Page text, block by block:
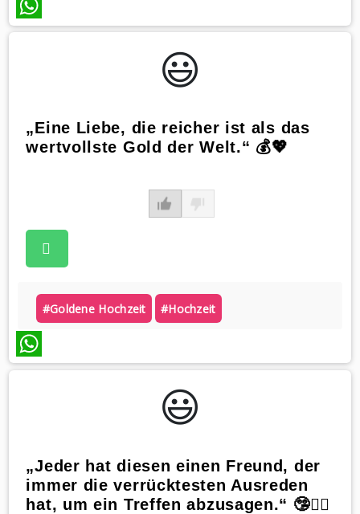
WhatsApp
😃️
„Eine Liebe, die reicher ist als das
wertvollste Gold der Welt.“ 💰💖
#goldene Hochzeit #hochzeit
WhatsApp
😃️
„Jeder hat diesen einen Freund, der
immer die verrücktesten Ausreden
hat, um ein Treffen abzusagen.“ 🤥🤷‍♀️